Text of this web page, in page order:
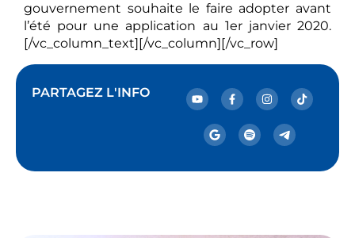
gouvernement souhaite le faire adopter avant
l’été pour une application au 1er janvier 2020.
[/vc_column_text][/vc_column][/vc_row]
PARTAGEZ L'INFO